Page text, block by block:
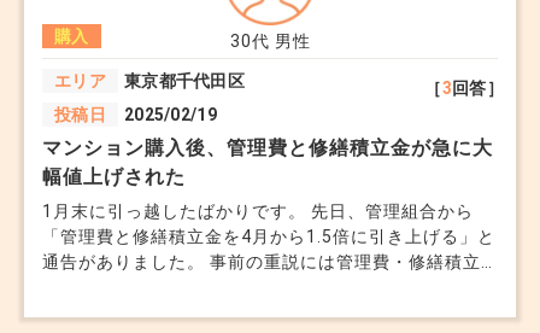
者に対しても不信感が募っています。 これって重要事
項に盛り込まれる内容ではないのでしょうか？何か今か
ら対応できることはないでしょうか。
30代 男性
購入
エリア
東京都千代田区
投稿日
2025/02/19
［3回答］
マンション購入後、管理費と修繕積立金が急に大
幅値上げされた
1月末に引っ越したばかりです。 先日、管理組合から
「管理費と修繕積立金を4月から1.5倍に引き上げる」と
通告がありました。 事前の重説には管理費・修繕積立
上がります。 売主や管理会社に問い合わせても、管理